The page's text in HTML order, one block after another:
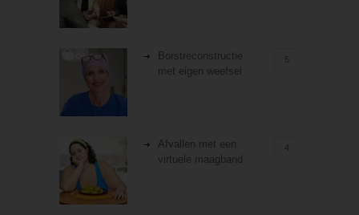
Borstreconstructie
met eigen weefsel
5
Afvallen met een
virtuele maagband
4